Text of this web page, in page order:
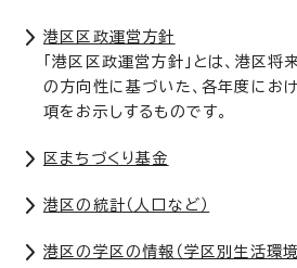
港区区政運営方針
「港区区政運営方針」とは、港区将
の方向性に基づいた、各年度にお
項をお示しするものです。
区まちづくり基金
港区の統計（人口など）
港区の学区の情報（学区別生活環